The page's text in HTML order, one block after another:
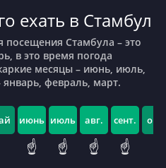
ехать в Стамбул
в это время погода
месяцы – июнь, июль,
февраль, март.
июнь
☝️
июль
☝️
авг.
☝️
сент.
☝️
окт.